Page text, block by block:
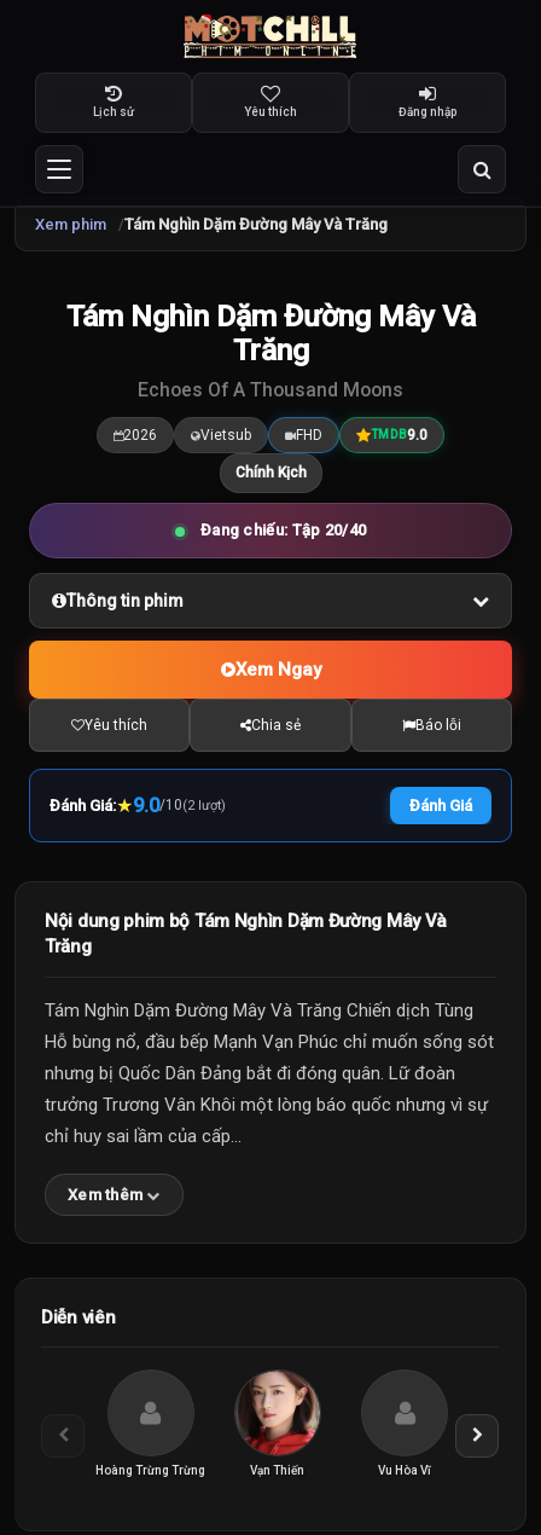
Lịch sử Yêu thích Đăng nhập
Xem phim Tám Nghìn Dặm Đường Mây Và Trăng
9.0 /10
Tám Nghìn Dặm Đường Mây Và
Trăng
Echoes Of A Thousand Moons
2026 Vietsub FHD TMDB9.0
Chính Kịch
Đang chiếu: Tập 20/40
Thông tin phim
Xem Ngay
Yêu thích Chia sẻ Báo lỗi
Đánh Giá:★9.0/10(2 lượt) Đánh Giá
Nội dung phim bộ Tám Nghìn Dặm Đường Mây Và
Trăng
Tám Nghìn Dặm Đường Mây Và Trăng Chiến dịch Tùng
Hỗ bùng nổ, đầu bếp Mạnh Vạn Phúc chỉ muốn sống sót
nhưng bị Quốc Dân Đảng bắt đi đóng quân. Lữ đoàn
trưởng Trương Vân Khôi một lòng báo quốc nhưng vì sự
chỉ huy sai lầm của cấp...
Xem thêm
Diễn viên
Hoàng Trừng Trừng Vạn Thiến Vu Hòa Vĩ